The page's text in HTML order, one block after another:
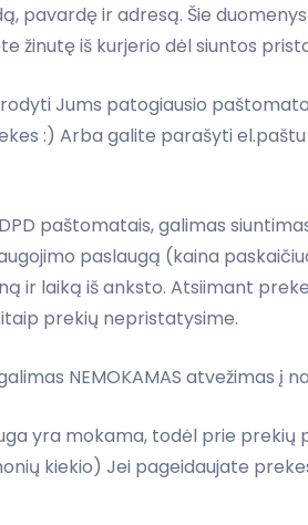
pavardę ir adresą. Šie
žinutę iš kurjerio dėl siuntos
Jums patogiausio
:) Arba galite parašyti el.paštu
paštomatais, galimas
paslaugą (kaina
ir laiką iš anksto. Atsiimant
prekių nepristatysime.
NEMOKAMAS atvežimas į
yra mokama, todėl prie
kiekio) Jei pageidaujate